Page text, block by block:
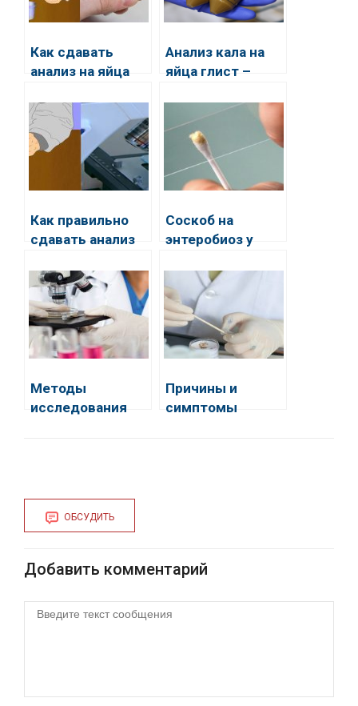
Как сдавать
анализ на яйца
Анализ кала на
яйца глист –
подготовка и
сдача
Как правильно
сдавать анализ
глист
Соскоб на
энтеробиоз у
Методы
исследования
Причины и
симптомы
ОБСУДИТЬ
Добавить комментарий